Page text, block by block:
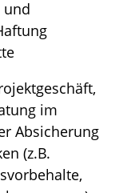
und
im
Absicherung
(z.B.